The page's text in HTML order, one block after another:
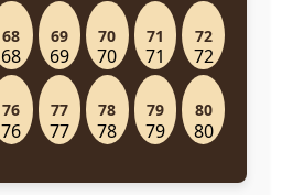
68 69 70 71 72
76 77 78 79 80